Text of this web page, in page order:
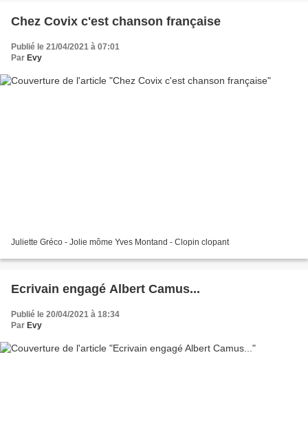
Chez Covix c'est chanson française
Publié le 21/04/2021 à 07:01
Par Evy
Juliette Gréco - Jolie môme Yves Montand - Clopin clopant
Ecrivain engagé Albert Camus...
Publié le 20/04/2021 à 18:34
Par Evy